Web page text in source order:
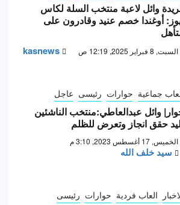
وائل لاعبة منتخب السلة لكاس
أوغندا خصم عنيد وقادرون على
السبت, 8 فبراير 2025, 12:19 ص kasnews
جماعية حوارات رئيسى عاجل
وائل عبدالعاطي:منتخب الناشئين
حقق انجاز وتعرض للظلم
الخميس, 17 أغسطس 2023, 3:10 م
سيد خلف الله
العاب فردية حوارات رئيسى